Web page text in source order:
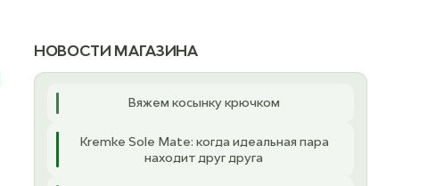
НОВОСТИ МАГАЗИНА
Вяжем косынку крючком
Kremke Sole Mate: когда идеальная пара
находит друг друга